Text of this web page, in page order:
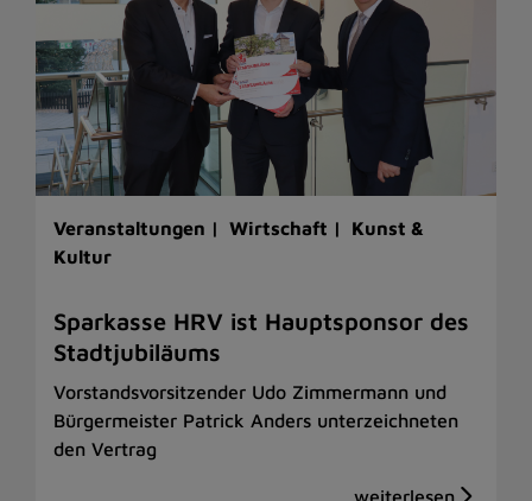
Veranstaltungen | Wirtschaft |
Kunst &
Kultur
Sparkasse HRV ist Hauptsponsor des
Stadtjubiläums
Vorstandsvorsitzender Udo Zimmermann und
Bürgermeister Patrick Anders unterzeichneten
den Vertrag